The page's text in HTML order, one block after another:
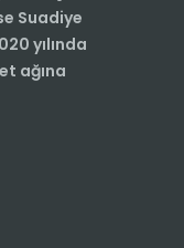
Suadiye
yılında
ağına